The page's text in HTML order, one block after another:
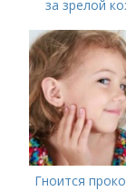
за зрелой
Гноится